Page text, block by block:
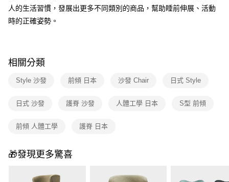
人的生活習慣，發展出更多不同類別的商品，幫助睡前伸展、活動
時的正確姿勢。
相關分類
Style 沙發 前傾 日本 沙發 Chair 日式 Style
日式 沙發 護脊 沙發 人體工學 日本 S型 前傾
前傾 人體工學 護脊 日本
🎁發現更多驚喜